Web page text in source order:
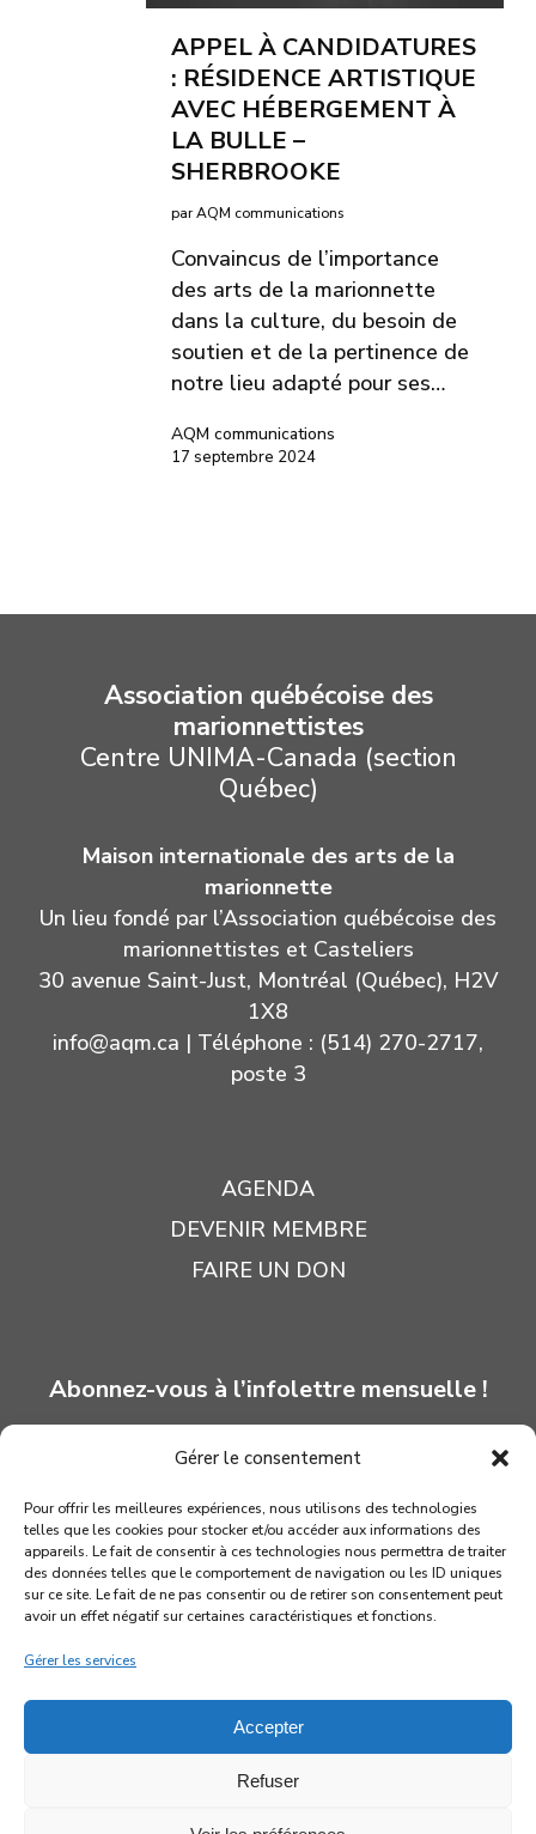
Gérer le consentement
Pour offrir les meilleures expériences, nous utilisons des technologies
telles que les cookies pour stocker et/ou accéder aux informations des
appareils. Le fait de consentir à ces technologies nous permettra de traiter
des données telles que le comportement de navigation ou les ID uniques
sur ce site. Le fait de ne pas consentir ou de retirer son consentement peut
avoir un effet négatif sur certaines caractéristiques et fonctions.
Gérer les services
Accepter
Refuser
APPEL À CANDIDATURES
: RÉSIDENCE ARTISTIQUE
AVEC HÉBERGEMENT À
LA BULLE –
SHERBROOKE
par AQM communications
Convaincus de l’importance
des arts de la marionnette
dans la culture, du besoin de
soutien et de la pertinence de
notre lieu adapté pour ses…
AQM communications
17 septembre 2024
Association québécoise des
marionnettistes
Centre UNIMA-Canada (section
Québec)
Maison internationale des arts de la
marionnette
Un lieu fondé par l’Association québécoise des
marionnettistes et Casteliers
30 avenue Saint-Just, Montréal (Québec), H2V
1X8
info@aqm.ca | Téléphone : (514) 270-2717,
poste 3
AGENDA
DEVENIR MEMBRE
FAIRE UN DON
Abonnez-vous à l’infolettre mensuelle !
© 2026 Association québécoise des marionnettistes